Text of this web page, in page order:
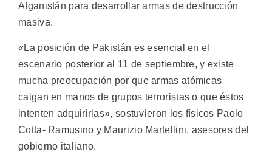
Afganistán para desarrollar armas de destrucción
masiva.
«La posición de Pakistán es esencial en el
escenario posterior al 11 de septiembre, y existe
mucha preocupación por que armas atómicas
caigan en manos de grupos terroristas o que éstos
intenten adquirirlas», sostuvieron los físicos Paolo
Cotta- Ramusino y Maurizio Martellini, asesores del
gobierno italiano.